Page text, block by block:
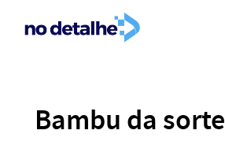
Bambu da sorte